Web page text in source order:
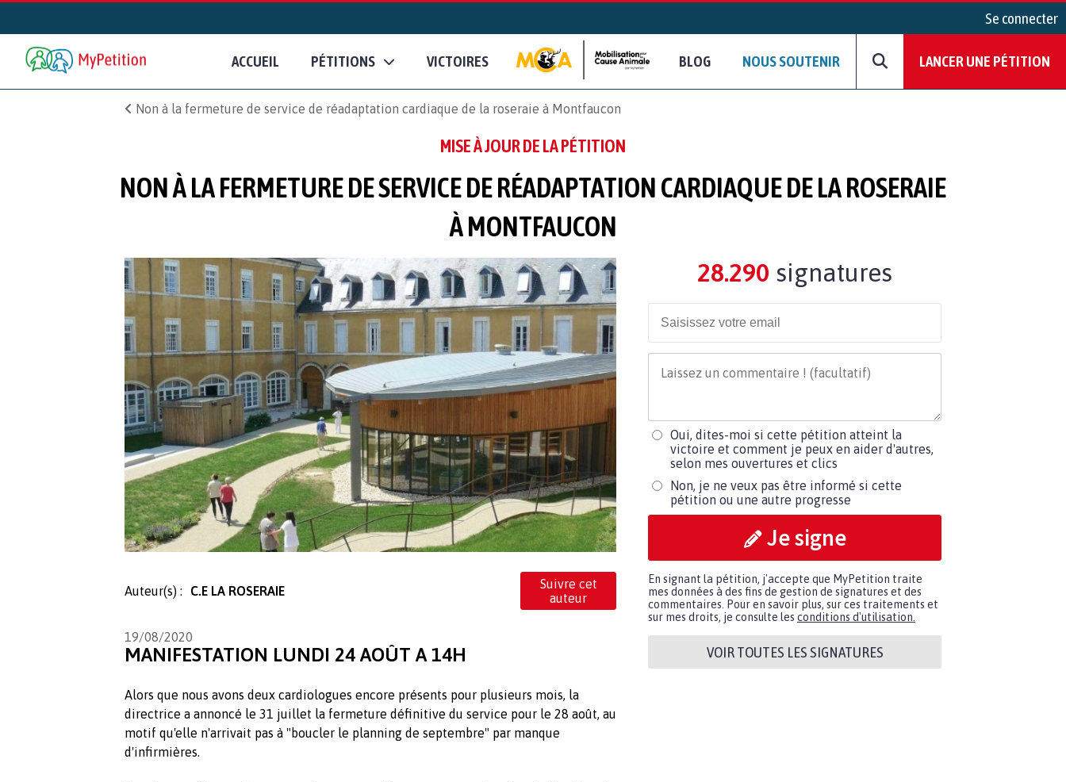
Se connecter
ACCUEIL PÉTITIONS VICTOIRES BLOG NOUS SOUTENIR LANCER UNE PÉTITION
Non à la fermeture de service de réadaptation cardiaque de la roseraie à Montfaucon
MISE À JOUR DE LA PÉTITION
NON À LA FERMETURE DE SERVICE DE RÉADAPTATION CARDIAQUE DE LA ROSERAIE
À MONTFAUCON
Auteur(s) : C.E LA ROSERAIE
Suivre cet
auteur
19/08/2020
MANIFESTATION LUNDI 24 AOÛT A 14H
Alors que nous avons deux cardiologues encore présents pour plusieurs mois, la
directrice a annoncé le 31 juillet la fermeture définitive du service pour le 28 août, au
motif qu'elle n'arrivait pas à "boucler le planning de septembre" par manque
d'infirmières.
28.290 signatures
Oui, dites-moi si cette pétition atteint la
victoire et comment je peux en aider d'autres,
selon mes ouvertures et clics
Non, je ne veux pas être informé si cette
pétition ou une autre progresse
Je signe
En signant la pétition, j'accepte que MyPetition traite
mes données à des fins de gestion de signatures et des
commentaires. Pour en savoir plus, sur ces traitements et
sur mes droits, je consulte les conditions d'utilisation.
VOIR TOUTES LES SIGNATURES